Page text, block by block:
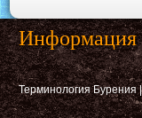
Информация
Терминология Бурения